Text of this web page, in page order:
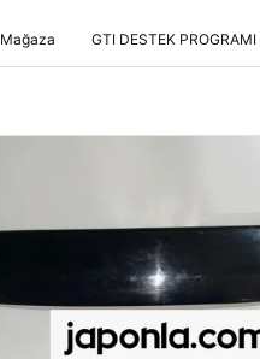
Mağaza GTI DESTEK PROGRAMI